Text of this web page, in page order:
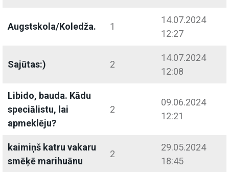
Augstskola/Koledža. 1
14.07.2024
12:27
Sajūtas:) 2
14.07.2024
12:08
Libido, bauda. Kādu
speciālistu, lai
apmeklēju?
2
09.06.2024
12:21
kaimiņš katru vakaru
smēķē marihuānu
2
29.05.2024
18:45